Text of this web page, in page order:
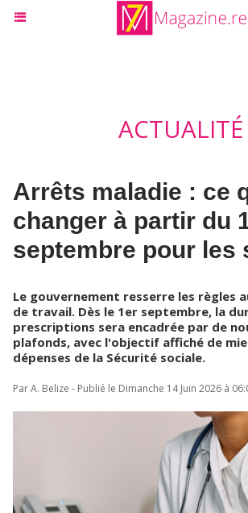
ACTUALITÉ
Arrêts maladie : ce
changer à partir du
septembre pour les
Le gouvernement resserre les règles
de travail. Dès le 1er septembre, la
prescriptions sera encadrée par de
plafonds, avec l'objectif affiché de
dépenses de la Sécurité sociale.
Par A. Belize - Publié le Dimanche 14 Juin 2026 à